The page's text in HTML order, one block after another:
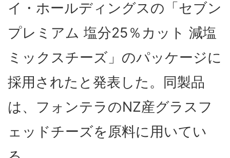
イ・ホールディングスの「セブン
プレミアム 塩分25％カット 減塩
ミックスチーズ」のパッケージに
採用されたと発表した。同製品
は、フォンテラのNZ産グラスフ
ェッドチーズを原料に用いてい